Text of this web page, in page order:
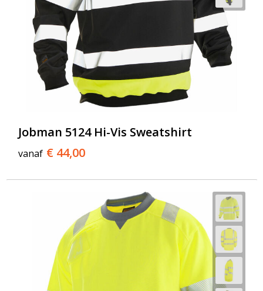
Jobman 5124 Hi-Vis Sweatshirt
vanaf € 44,00